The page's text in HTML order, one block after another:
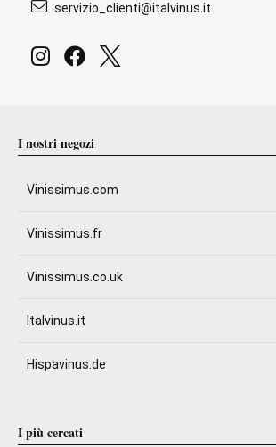
servizio_clienti@italvinus.it
I nostri negozi
Vinissimus.com
Vinissimus.fr
Vinissimus.co.uk
Italvinus.it
Hispavinus.de
I più cercati